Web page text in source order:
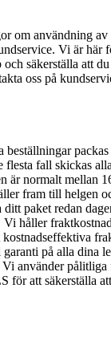
om användning av
Vi är här
säkerställa att
oss på
beställningar
flesta fall skickas
är normalt mellan
fram till helgen
ditt paket redan
Vi håller
kostnadseffektiva
på alla dina
Vi använder pålitliga
för att säkerställa